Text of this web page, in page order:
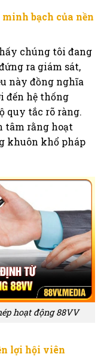
bạch của nền
chúng tôi đang
ra giám sát,
này đồng nghĩa
đến hệ thống
quy tắc rõ ràng.
tâm rằng hoạt
khuôn khổ pháp
hoạt động 88VV
lợi hội viên